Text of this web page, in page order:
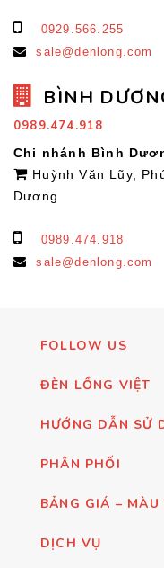
0929.566.255
sale@denlong.com
BÌNH
0989.474.918
Chi nhánh Bình
Huỳnh Văn Lũy,
Dương
0989.474.918
sale@denlong.com
FOLLOW US
ĐÈN LỒNG VIỆT
HƯỚNG DẪN SỬ
PHÂN PHỐI
BẢNG GIÁ – MÀU
DỊCH VỤ